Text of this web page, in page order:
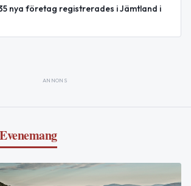
nya företag registrerades i Jämtland i
ANNONS
Evenemang